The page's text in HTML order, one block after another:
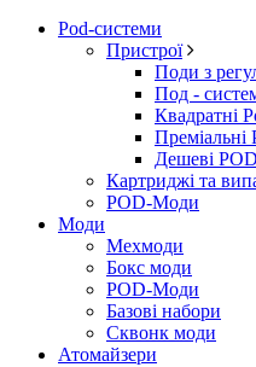
Pod-системи
Пристрої
Поди з
Под -
Квадратні
Преміальні
Дешеві
Картриджі та
POD-Моди
Моди
Мехмоди
Бокс моди
POD-Моди
Базові набори
Сквонк моди
Атомайзери